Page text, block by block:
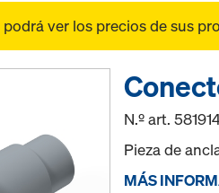
podrá ver los precios de sus
N.º art.
Pieza de
MÁS